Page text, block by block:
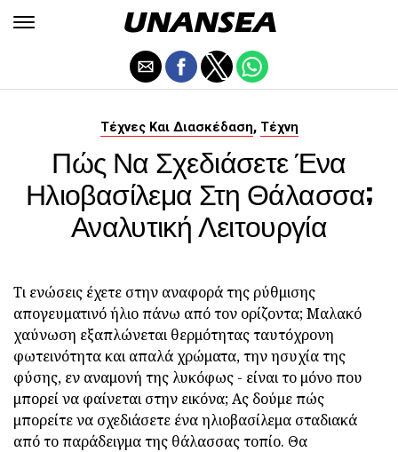
Τέχνες Και Διασκέδαση, Τέχνη
Πώς Να Σχεδιάσετε Ένα
Ηλιοβασίλεμα Στη Θάλασσα;
Αναλυτική Λειτουργία
Τι ενώσεις έχετε στην αναφορά της ρύθμισης
απογευματινό ήλιο πάνω από τον ορίζοντα; Μαλακό
χαύνωση εξαπλώνεται θερμότητας ταυτόχρονη
φωτεινότητα και απαλά χρώματα, την ησυχία της
φύσης, εν αναμονή της λυκόφως - είναι το μόνο που
μπορεί να φαίνεται στην εικόνα; Ας δούμε πώς
μπορείτε να σχεδιάσετε ένα ηλιοβασίλεμα σταδιακά
από το παράδειγμα της θάλασσας τοπίο. Θα